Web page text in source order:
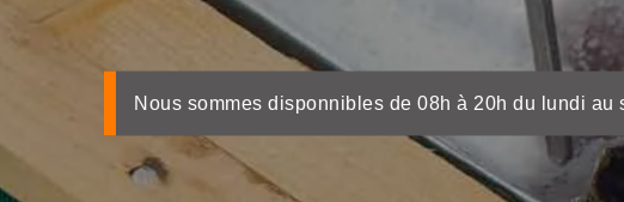
Nous sommes disponnibles de 08h à 20h du lundi au